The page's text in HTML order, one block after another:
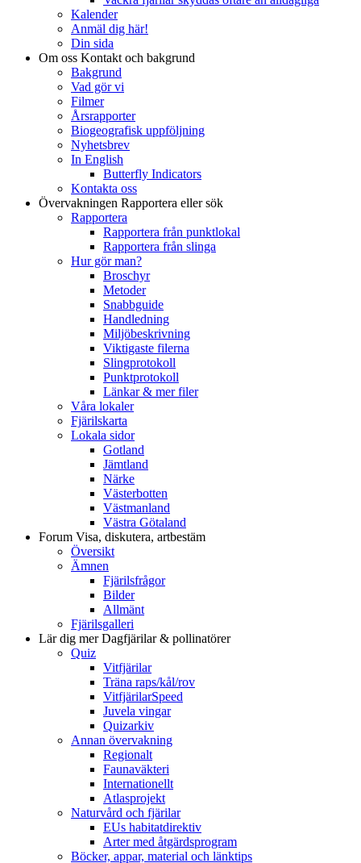
Kalender
Anmäl dig här!
Din sida
Om oss Kontakt och bakgrund
Bakgrund
Vad gör vi
Filmer
Årsrapporter
Biogeografisk uppföljning
Nyhetsbrev
In English
Butterfly Indicators
Kontakta oss
Övervakningen Rapportera eller sök
Rapportera
Rapportera från punktlokal
Rapportera från slinga
Hur gör man?
Broschyr
Metoder
Snabbguide
Handledning
Miljöbeskrivning
Viktigaste filerna
Slingprotokoll
Punktprotokoll
Länkar & mer filer
Våra lokaler
Fjärilskarta
Lokala sidor
Gotland
Jämtland
Närke
Västerbotten
Västmanland
Västra Götaland
Forum Visa, diskutera, artbestäm
Översikt
Ämnen
Fjärilsfrågor
Bilder
Allmänt
Fjärilsgalleri
Lär dig merDagfjärilar & pollinatörer
Quiz
Vitfjärilar
Träna raps/kål/rov
VitfjärilarSpeed
Juvela vingar
Quizarkiv
Annan övervakning
Regionalt
Faunaväkteri
Internationellt
Atlasprojekt
Naturvård och fjärilar
EUs habitatdirektiv
Arter med åtgärdsprogram
Böcker, appar, material och länktips